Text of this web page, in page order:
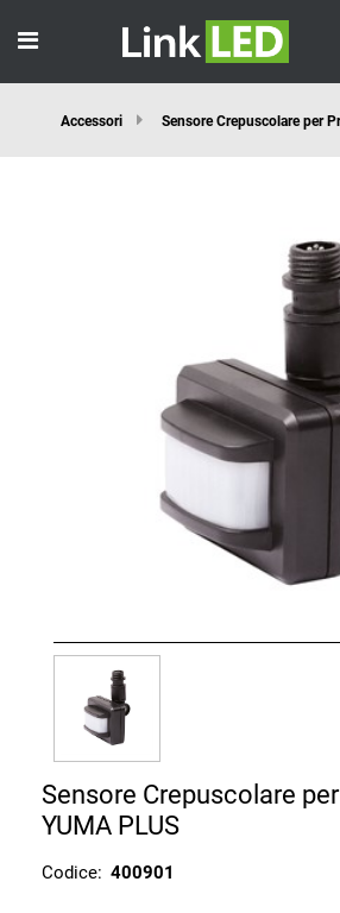
Accessori Sensore Crepuscolare per
Sensore Crepuscolare
YUMA PLUS
Codice: 400901